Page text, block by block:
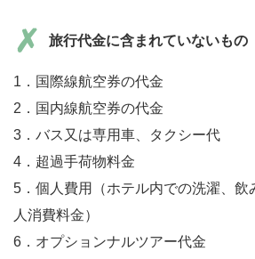
旅行代金に含まれていないもの
1．国際線航空券の代金
2．国内線航空券の代金
3．バス又は専用車、タクシー代
4．超過手荷物料金
5．個人費用（ホテル内での洗濯、飲
人消費料金）
6．オプションナルツアー代金